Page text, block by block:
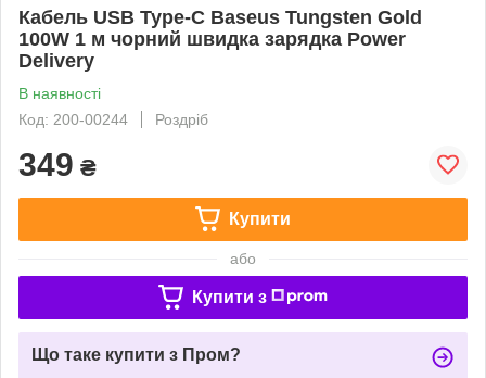
Кабель USB Type-C Baseus Tungsten Gold
100W 1 м чорний швидка зарядка Power
Delivery
В наявності
Код: 200-00244
Роздріб
349 ₴
Купити
або
Купити з
Що таке купити з Пром?